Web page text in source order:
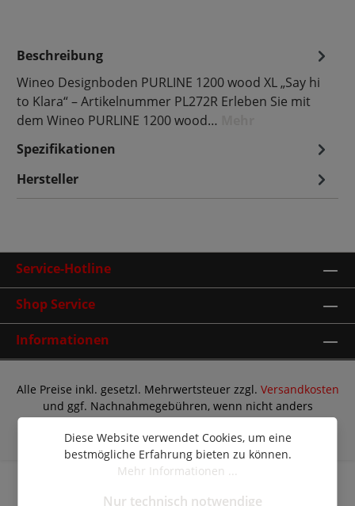
Beschreibung
Wineo Designboden PURLINE 1200 wood XL „Say hi
to Klara“ – Artikelnummer PL272R Erleben Sie mit
dem Wineo PURLINE 1200 wood…
Spezifikationen
Hersteller
Service-Hotline
Shop Service
Informationen
Alle Preise inkl. gesetzl. Mehrwertsteuer zzgl. Versandkosten
und ggf. Nachnahmegebühren, wenn nicht anders
© Copyright 2026 | Shopware Theme by RH-Webdesign
Diese Website verwendet Cookies, um eine
bestmögliche Erfahrung bieten zu können.
Mehr Informationen ...
Nur technisch notwendige